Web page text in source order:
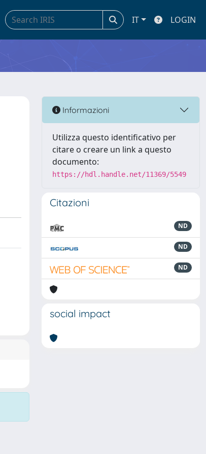
IT LOGIN
Informazioni
Utilizza questo identificativo per
citare o creare un link a questo
documento:
https://hdl.handle.net/11369/5549
Citazioni
ND
ND
ND
social impact